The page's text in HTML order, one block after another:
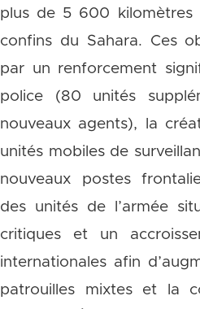
plus de 5 600 kilomètres
confins du Sahara. Ces
par un renforcement
police (80 unités
nouveaux agents), la
unités mobiles de
nouveaux postes
des unités de l’armée
critiques et un
internationales afin
patrouilles mixtes et la